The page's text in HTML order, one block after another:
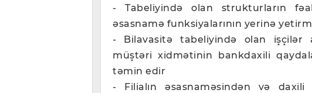
- Tabeliyində olan strukturların
əsasnamə funksiyalarının yerinə
- Bilavasitə tabeliyində olan işçilər
müştəri xidmətinin bankdaxili
təmin edir
- Filialın əsasnaməsindən və